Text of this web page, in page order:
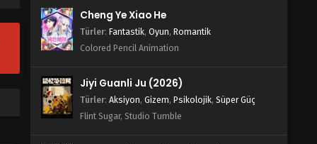
Da Zhu Zai Nian Fan 37.Bölüm
Da Zhu Zai Nian Fan 36.Bölüm
Blm 36 - Şubat 16, 2024
Cheng Ye Xiao He
Türler: Fantastik, Oyun, Romantik
Colored Pencil Animation
Jiyi Guanli Ju (2026)
Türler: Aksiyon, Gizem, Psikolojik, Süper Güç
Flint Sugar, Studio Tumble